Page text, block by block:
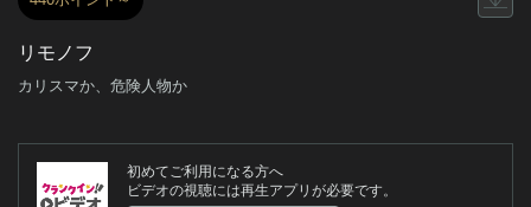
リモノフ
カリスマか、危険人物か
初めてご利用になる方へ
ビデオの視聴には再生アプリが必要です。